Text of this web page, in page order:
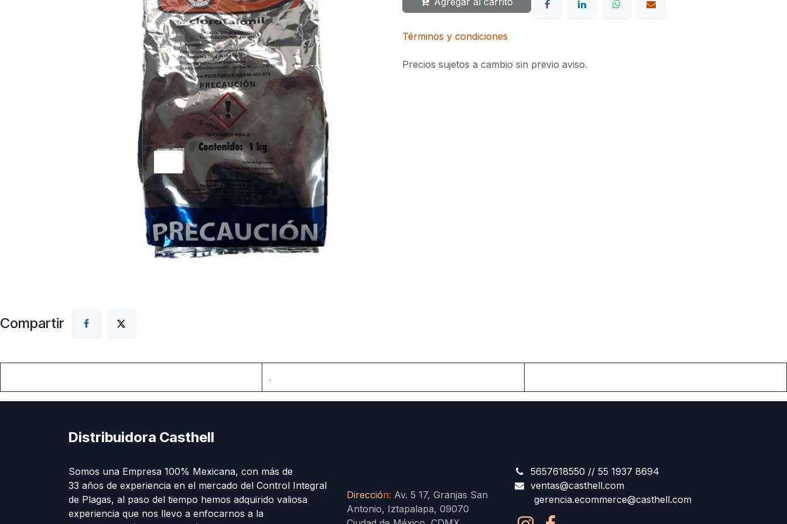
Términos y condiciones
Precios sujetos a cambio sin previo aviso.
Compartir
.
Distribuidora Casthell
Somos una Empresa 100% Mexicana, con más de
33 años de experiencia en el mercado del Control Integral
de Plagas, al paso del tiempo hemos adquirido valiosa
experiencia que nos llevo a enfocarnos a la
Dirección: Av. 5 17, Granjas San
Antonio, Iztapalapa, 09070
5657618550 // 55 1937 8694
ventas@casthell.com
gerencia.ecommerce@casthell.com